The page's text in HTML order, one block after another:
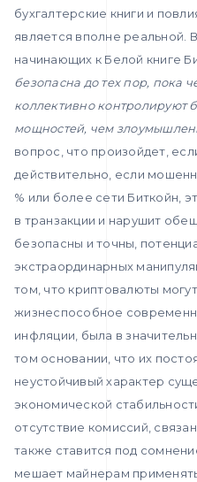
бухгалтерские книги и
является вполне реальной.
начинающих к Белой книге
безопасна до тех пор, пока
коллективно контролируют
мощностей, чем
вопрос, что произойдет,
действительно, если
% или более сети Биткойн,
в транзакции и нарушит
безопасны и точны,
экстраординарных
том, что криптовалюты
жизнеспособное
инфляции, была в
том основании, что их
неустойчивый характер
экономической
отсутствие комиссий,
также ставится под
мешает майнерам